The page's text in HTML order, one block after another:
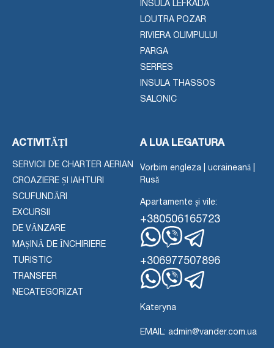
INSULA LEFKADA
LOUTRA POZAR
RIVIERA OLIMPULUI
PARGA
SERRES
INSULA THASSOS
SALONIC
ACTIVITĂȚI
SERVICII DE CHARTER AERIAN
CROAZIERE ȘI IAHTURI
SCUFUNDĂRI
EXCURSII
DE VÂNZARE
MAȘINĂ DE ÎNCHIRIERE
TURISTIC
TRANSFER
NECATEGORIZAT
A LUA LEGATURA
Vorbim engleza | ucraineană |
Rusă
Apartamente și vile:
+380506165723
WhatsApp
ViberTelegramă
+306977507896
Kateryna
EMAIL: admin@vander.com.ua